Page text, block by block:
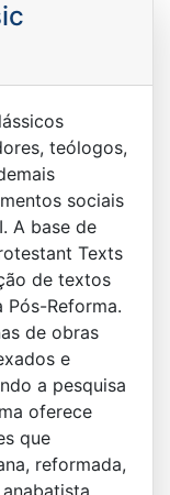
teólogos,
sociais
A base de
Texts
de textos
Pós-Reforma.
de obras
e
a pesquisa
oferece
que
reformada,